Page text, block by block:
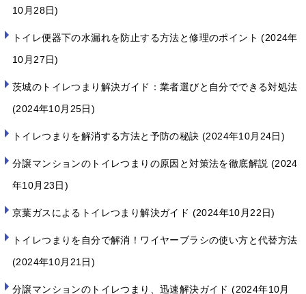
10月28日
トイレ便器下の水漏れを防止する方法と修理のポイント 2024年
10月27日
茨城のトイレつまり解決ガイド：業者選びと自分でできる対処法
2024年10月25日
トイレつまりを解消する方法と予防の秘訣 2024年10月24日
分譲マンションのトイレつまりの原因と対策法を徹底解説
2024
年10月23日
京葉ガスによるトイレつまり解決ガイド 2024年10月22日
トイレつまりを自分で解消！ワイヤーブラシの使い方と代替方法
2024年10月21日
分譲マンションのトイレつまり、迅速解決ガイド 2024年10月